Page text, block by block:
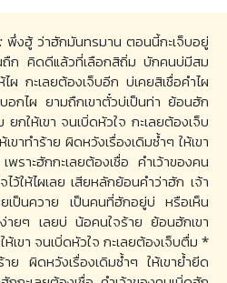
พึ่งฮู้ ว่าฮักมันทรมาน ตอนนี้กะเจ็บอยู่
ถืก คิดดีแล้วที่เลือกสิถิ่ม บักคนบ่มีสม
ผ กะเลยต้องเจ็บอีก บ่เคยสิเชื่อคำไผ
อกไผ ยามถืกเขาตั๋วบ่เป็นท่า ย้อนฮัก
ยกให้เขา จนเบิ่ดหัวใจ กะเลยต้องเจ็บ
าทำร้าย ผิดหวังเรื่องเดิมซ้ำๆ ให้เขา
ราะฮักกะเลยต้องเชื่อ คำเว้าของคน
ว้ให้ไผเลย เสียหลักย้อนคำว่าฮัก เจ้า
ยเป็นควาย เป็นคนที่ฮักอยู่บ่ หรือเห็น
ายๆ เลยบ่ น้อคนใจร้าย ย้อนฮักเขา
เขา จนเบิ่ดหัวใจ กะเลยต้องเจ็บตื่ม *
าย ผิดหวังเรื่องเดิมซ้ำๆ ให้เขาย้ำยีด